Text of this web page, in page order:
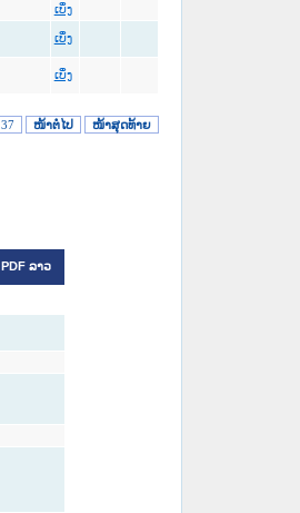
ເບິ່ງ
ເບິ່ງ
ເບິ່ງ
37 ໜ້າຕໍ່ໄປ ໜ້າສຸດທ້າຍ
PDF ລາວ